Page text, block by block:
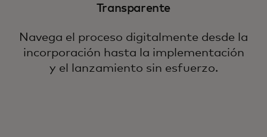
Transparente
Navega el proceso digitalmente desde la
incorporación hasta la implementación
y el lanzamiento sin esfuerzo.